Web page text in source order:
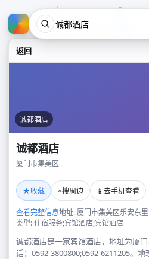
返回
诚都酒店
诚都酒店
厦门市集美区
★收藏 ⌖搜周边 📱 去手机查看
查看完整信息地址: 厦门市集美区乐安东
类型: 住宿服务;宾馆酒店;宾馆酒店
诚都酒店是一家宾馆酒店，地址为厦
话：0592-3800800;0592-6211205。地